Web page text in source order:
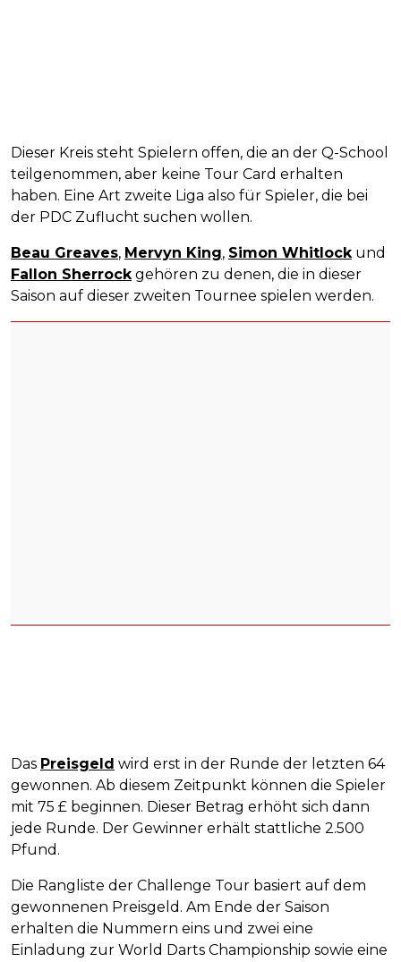
Dieser Kreis steht Spielern offen, die an der Q-School
teilgenommen, aber keine Tour Card erhalten
haben. Eine Art zweite Liga also für Spieler, die bei
der PDC Zuflucht suchen wollen.
Beau Greaves, Mervyn King, Simon Whitlockund
Fallon Sherrockgehören zu denen, die in dieser
Saison auf dieser zweiten Tournee spielen werden.
Das Preisgeld wird erst in der Runde der letzten 64
gewonnen. Ab diesem Zeitpunkt können die Spieler
mit 75 £ beginnen. Dieser Betrag erhöht sich dann
jede Runde. Der Gewinner erhält stattliche 2.500
Pfund.
Die Rangliste der Challenge Tour basiert auf dem
gewonnenen Preisgeld. Am Ende der Saison
erhalten die Nummern eins und zwei eine
Einladung zur World Darts Championship sowie eine